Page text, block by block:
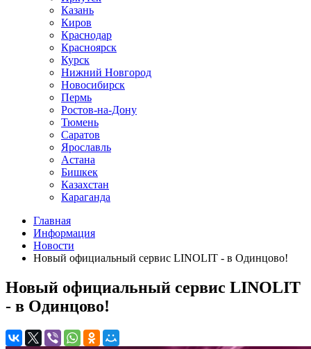
Казань
Киров
Краснодар
Красноярск
Курск
Нижний Новгород
Новосибирск
Пермь
Ростов-на-Дону
Тюмень
Саратов
Ярославль
Астана
Бишкек
Казахстан
Караганда
Главная
Информация
Новости
Новый официальный сервис LINOLIT - в Одинцово!
Новый официальный сервис LINOLIT
- в Одинцово!